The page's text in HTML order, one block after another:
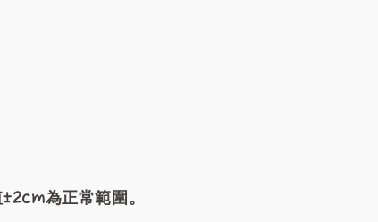
為正常範圍。